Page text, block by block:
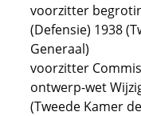
voorzitter
(Defensie) 1938
Generaal)
voorzitter
ontwerp-wet
(Tweede Kamer